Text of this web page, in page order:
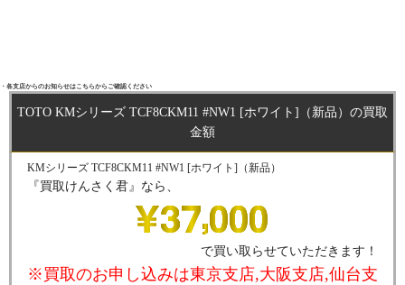
・各支店からのお知らせはこちらからご確認ください
TOTO KMシリーズ TCF8CKM11 #NW1 [ホワイト]（新品）の買取
金額
KMシリーズ TCF8CKM11 #NW1 [ホワイト]（新品）
『買取けんさく君』なら、
で買い取らせていただきます！
※買取のお申し込みは東京支店,大阪支店,仙台支